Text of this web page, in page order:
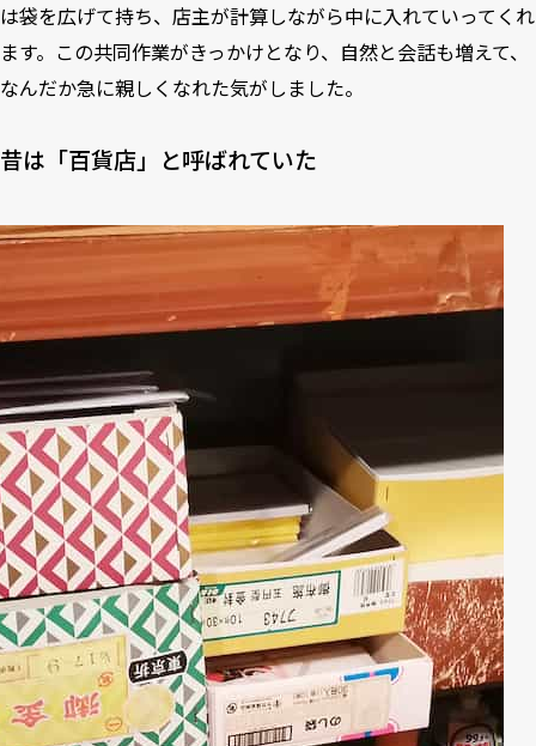
は袋を広げて持ち、店主が計算しながら中に入れていってくれ
ます。この共同作業がきっかけとなり、自然と会話も増えて、
なんだか急に親しくなれた気がしました。
昔は「百貨店」と呼ばれていた